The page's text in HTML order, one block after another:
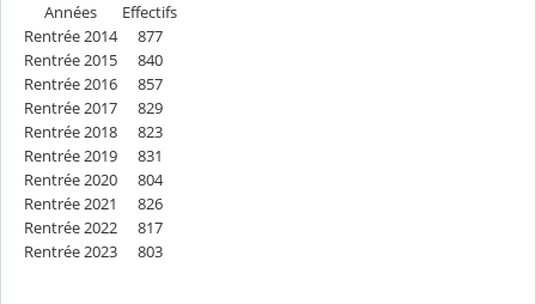
Années
Effectifs
Rentrée 2014
877
Rentrée 2015
840
Rentrée 2016
857
Rentrée 2017
829
Rentrée 2018
823
Rentrée 2019
831
Rentrée 2020
804
Rentrée 2021
826
Rentrée 2022
817
Rentrée 2023
803